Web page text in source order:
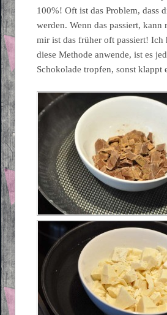
100%! Oft ist das Problem, dass
werden. Wenn das passiert,
mir ist das früher oft passiert! Ich
diese Methode anwende, ist es
Schokolade tropfen, sonst